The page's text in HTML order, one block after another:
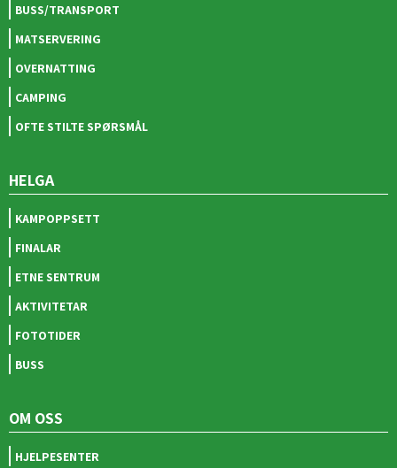
BUSS/TRANSPORT
MATSERVERING
OVERNATTING
CAMPING
OFTE STILTE SPØRSMÅL
HELGA
KAMPOPPSETT
FINALAR
ETNE SENTRUM
AKTIVITETAR
FOTOTIDER
BUSS
OM OSS
HJELPESENTER